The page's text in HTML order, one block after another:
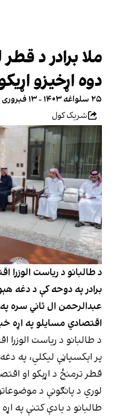
ملا برادر د
دوه اړخیزو
۲۵ سلواغه ۱۴۰۳ - ۱۳ فبروری ۲۰۲۵، ۱۲:۱۷ GMT+۰
شریک کول
د طالبانو د ریاست الوزرا
برادر په دوحه کې د دغه
عبدالرحمن ال ثاني سره
اقتصادي مسایلو په اړه
د طالبانو د ریاست
پر اېکسپاڼې لیکلي، په
قطر ترمنځ د اړېکو او
لوري د پانګونې د
طالبانو د یادې کتنې په